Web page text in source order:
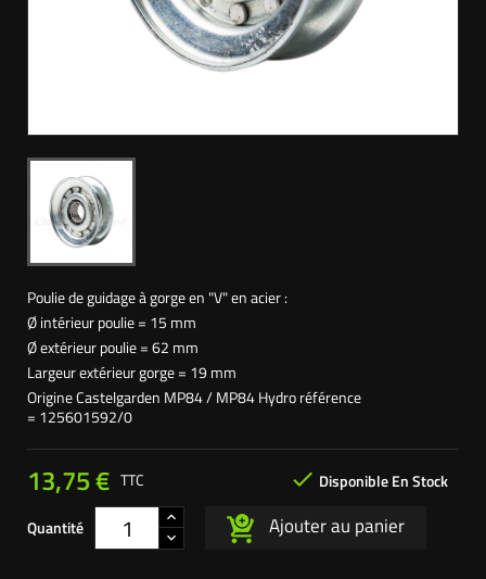
Poulie de guidage à gorge en "V" en acier :
Ø intérieur poulie = 15 mm
Ø extérieur poulie = 62 mm
Largeur extérieur gorge = 19 mm
Origine Castelgarden MP84 / MP84 Hydro référence
= 125601592/0
13,75 €  Disponible En Stock
TTC
Quantité Ajouter au panier